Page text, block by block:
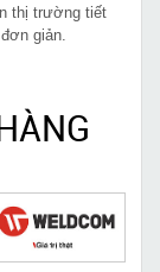
thị trường tiết
giản.